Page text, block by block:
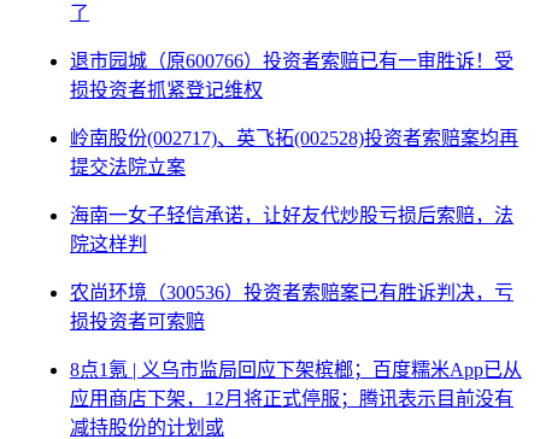
了
退市园城（原600766）投资者索赔已有一审胜诉！受
损投资者抓紧登记维权
岭南股份(002717)、英飞拓(002528)投资者索赔案均再
提交法院立案
海南一女子轻信承诺，让好友代炒股亏损后索赔，法
院这样判
农尚环境（300536）投资者索赔案已有胜诉判决，亏
损投资者可索赔
8点1氪 | 义乌市监局回应下架槟榔；百度糯米App已从
应用商店下架，12月将正式停服；腾讯表示目前没有
减持股份的计划或